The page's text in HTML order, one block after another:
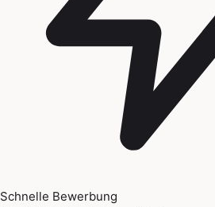
Schnelle Bewerbung